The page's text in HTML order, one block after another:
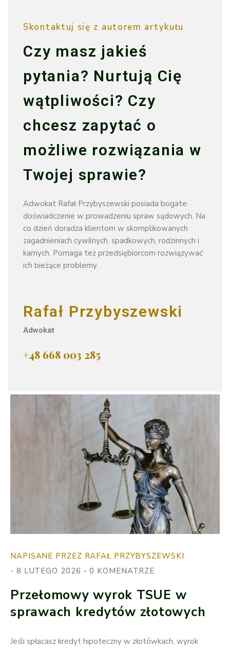
Skontaktuj się z autorem artykułu
Czy masz jakieś
pytania? Nurtują Cię
wątpliwości? Czy
chcesz zapytać o
możliwe rozwiązania w
Twojej sprawie?
Adwokat Rafał Przybyszewski posiada bogate
doświadczenie w prowadzeniu spraw sądowych. Na
co dzień doradza klientom w skomplikowanych
zagadnieniach cywilnych, spadkowych, rodzinnych i
karnych. Pomaga też przedsiębiorcom rozwiązywać
ich bieżące problemy.
Rafał Przybyszewski
Adwokat
+48 668 003 285
NAPISANE PRZEZ RAFAŁ PRZYBYSZEWSKI
8 LUTEGO 2026
0 KOMENATRZE
Przełomowy wyrok TSUE w
sprawach kredytów złotowych
Jeśli spłacasz kredyt hipoteczny w złotówkach, wyrok